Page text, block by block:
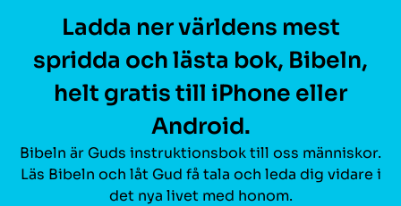
Ladda ner världens mest
spridda och lästa bok, Bibeln,
helt gratis till iPhone eller
Android.
Bibeln är Guds instruktionsbok till oss människor.
Läs Bibeln och låt Gud få tala och leda dig vidare i
det nya livet med honom.